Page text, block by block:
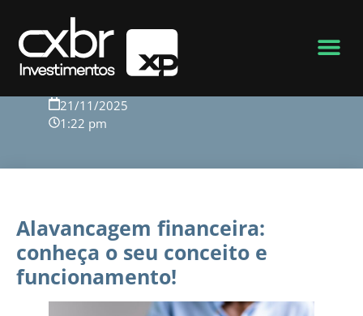
Voltar para o blog
21/11/2025
1:22 pm
Alavancagem financeira:
conheça o seu conceito e
funcionamento!